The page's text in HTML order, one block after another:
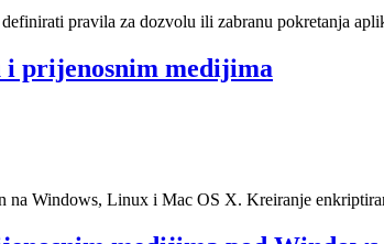
pravila za dozvolu ili zabranu pokretanja
prijenosnim medijima
Windows, Linux i Mac OS X. Kreiranje